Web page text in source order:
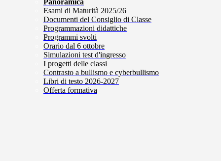
Panoramica
Esami di Maturità 2025/26
Documenti del Consiglio di Classe
Programmazioni didattiche
Programmi svolti
Orario dal 6 ottobre
Simulazioni test d'ingresso
I progetti delle classi
Contrasto a bullismo e cyberbullismo
Libri di testo 2026-2027
Offerta formativa